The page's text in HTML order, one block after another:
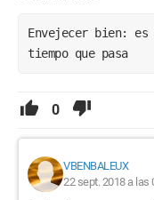
Envejecer bien:
tiempo que pasa
0
VBENBALEUX
22 sept. 2018 a las